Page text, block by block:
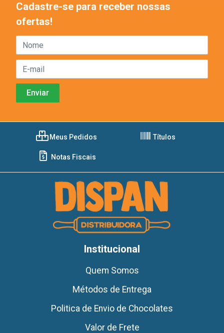
Cadastre-se para receber nossas
ofertas!
Meus Pedidos Títulos
Notas Fiscais
Institucional
Quem Somos
Métodos de Entrega
Politica de Envio de Chocolates
Valor de Frete